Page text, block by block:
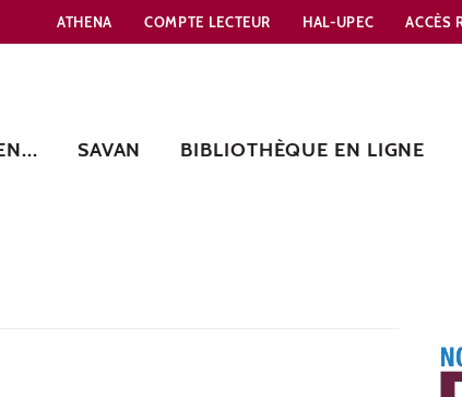
ATHENA COMPTE LECTEUR HAL-UPEC ACCÈS
SAVAN BIBLIOTHÈQUE EN LIGNE